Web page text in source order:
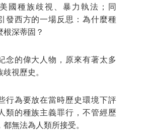
國種族歧視、暴力執法；同
發西方的一場反思：為什麼種
根深蒂固？
念的偉大人物，原來有著太多
視歷史。
行為要放在當時歷史環境下評
類的種族主義罪行，不管經歷
都無法為人類所接受。